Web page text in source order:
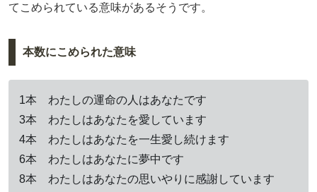
てこめられている意味があるそうです。
本数にこめられた意味
1本 わたしの運命の人はあなたです
3本 わたしはあなたを愛しています
4本 わたしはあなたを一生愛し続けます
6本 わたしはあなたに夢中です
8本 わたしはあなたの思いやりに感謝しています